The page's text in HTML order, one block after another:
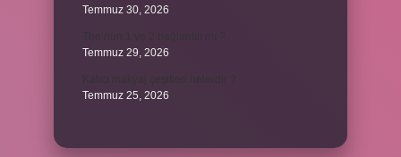
Temmuz 30, 2026
Temmuz 29, 2026
Temmuz 25, 2026